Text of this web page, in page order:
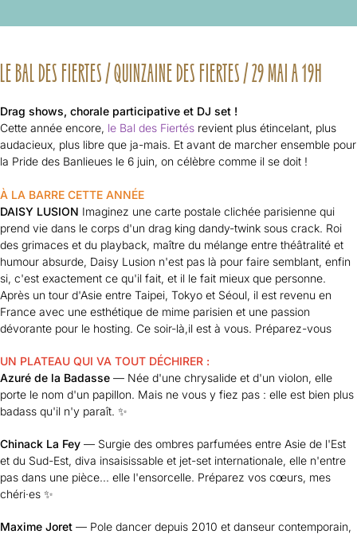
LE BAL DES FIERTES / QUINZAINE DES FIERTES / 29 MAI A 19H
Drag shows, chorale participative et DJ set !
Cette année encore, le Bal des Fiertés revient plus étincelant, plus
audacieux, plus libre que ja-mais. Et avant de marcher ensemble pour
la Pride des Banlieues le 6 juin, on célèbre comme il se doit !
À LA BARRE CETTE ANNÉE
DAISY LUSION Imaginez une carte postale clichée parisienne qui
prend vie dans le corps d'un drag king dandy-twink sous crack. Roi
des grimaces et du playback, maître du mélange entre théâtralité et
humour absurde, Daisy Lusion n'est pas là pour faire semblant, enfin
si, c'est exactement ce qu'il fait, et il le fait mieux que personne.
Après un tour d'Asie entre Taipei, Tokyo et Séoul, il est revenu en
France avec une esthétique de mime parisien et une passion
dévorante pour le hosting. Ce soir-là,il est à vous. Préparez-vous
UN PLATEAU QUI VA TOUT DÉCHIRER :
Azuré de la Badasse — Née d'une chrysalide et d'un violon, elle
porte le nom d'un papillon. Mais ne vous y fiez pas : elle est bien plus
badass qu'il n'y paraît. ✨
Chinack La Fey — Surgie des ombres parfumées entre Asie de l'Est
et du Sud-Est, diva insaisissable et jet-set internationale, elle n'entre
pas dans une pièce... elle l'ensorcelle. Préparez vos cœurs, mes
chéri·es ✨
Maxime Joret — Pole dancer depuis 2010 et danseur contemporain,